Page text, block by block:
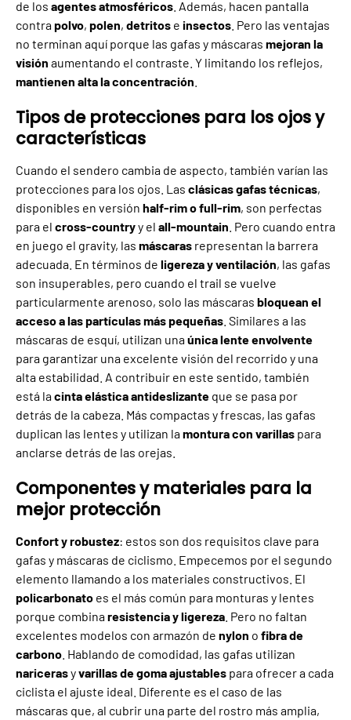
de los agentes atmosféricos . Además, hacen pantalla
contrapolvo, polen, detritos e insectos . Pero las ventajas
no terminan aquí porque las gafas y máscaras mejoran la
visión aumentando el contraste. Y limitando los reflejos,
mantienen alta la concentración
Tipos de protecciones para los ojos y
características
Cuando el sendero cambia de aspecto, también varían las
protecciones para los ojos. Las clásicas gafas técnicas,
disponibles en versión half-rim o full-rim, son perfectas
para el cross-countryy el all-mountain . Pero cuando entra
en juego el gravity, las máscaras representan la barrera
adecuada. En términos de ligereza y ventilación, las gafas
son insuperables, pero cuando el trail se vuelve
particularmente arenoso, solo las máscaras bloquean el
acceso a las partículas más pequeñas . Similares a las
máscaras de esquí, utilizan unaúnica lente envolvente
para garantizar una excelente visión del recorrido y una
alta estabilidad. A contribuir en este sentido, también
está lacinta elástica antideslizante que se pasa por
detrás de la cabeza. Más compactas y frescas, las gafas
duplican las lentes y utilizan lamontura con varillas para
anclarse detrás de las orejas.
Componentes y materiales para la
mejor protección
Confort y robustez: estos son dos requisitos clave para
gafas y máscaras de ciclismo. Empecemos por el segundo
elemento llamando a los materiales constructivos. El
policarbonato es el más común para monturas y lentes
porque combinaresistencia y ligereza . Pero no faltan
excelentes modelos con armazón de nylon o fibra de
carbono . Hablando de comodidad, las gafas utilizan
naricerasyvarillas de goma ajustables para ofrecer a cada
ciclista el ajuste ideal. Diferente es el caso de las
máscaras que, al cubrir una parte del rostro más amplia,